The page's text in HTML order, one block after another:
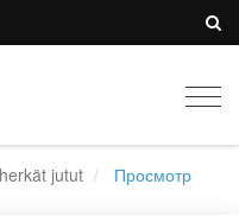
jutut Просмотр